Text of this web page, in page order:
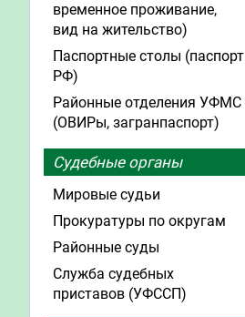
временное проживание,
вид на жительство)
Паспортные столы (паспорт
РФ)
Районные отделения УФМС
(ОВИРы, загранпаспорт)
Судебные органы
Мировые судьи
Прокуратуры по округам
Районные суды
Служба судебных
приставов (УФССП)